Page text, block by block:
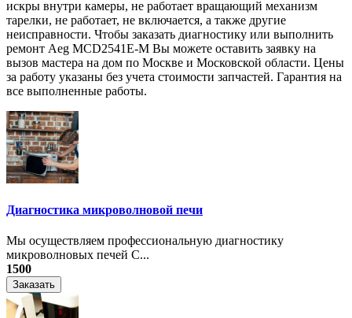
искры внутри камеры, не работает вращающий механизм
тарелки, не работает, не включается, а также другие
неисправности. Чтобы заказать диагностику или выполнить
ремонт Aeg MCD2541E-M Вы можете оставить заявку на
вызов мастера на дом по Москве и Московской области. Цены
за работу указаны без учета стоимости запчастей. Гарантия на
все выполненные работы.
Диагностика микроволновой печи
Мы осуществляем профессиональную диагностику
микроволновых печей С...
1500
Заказать